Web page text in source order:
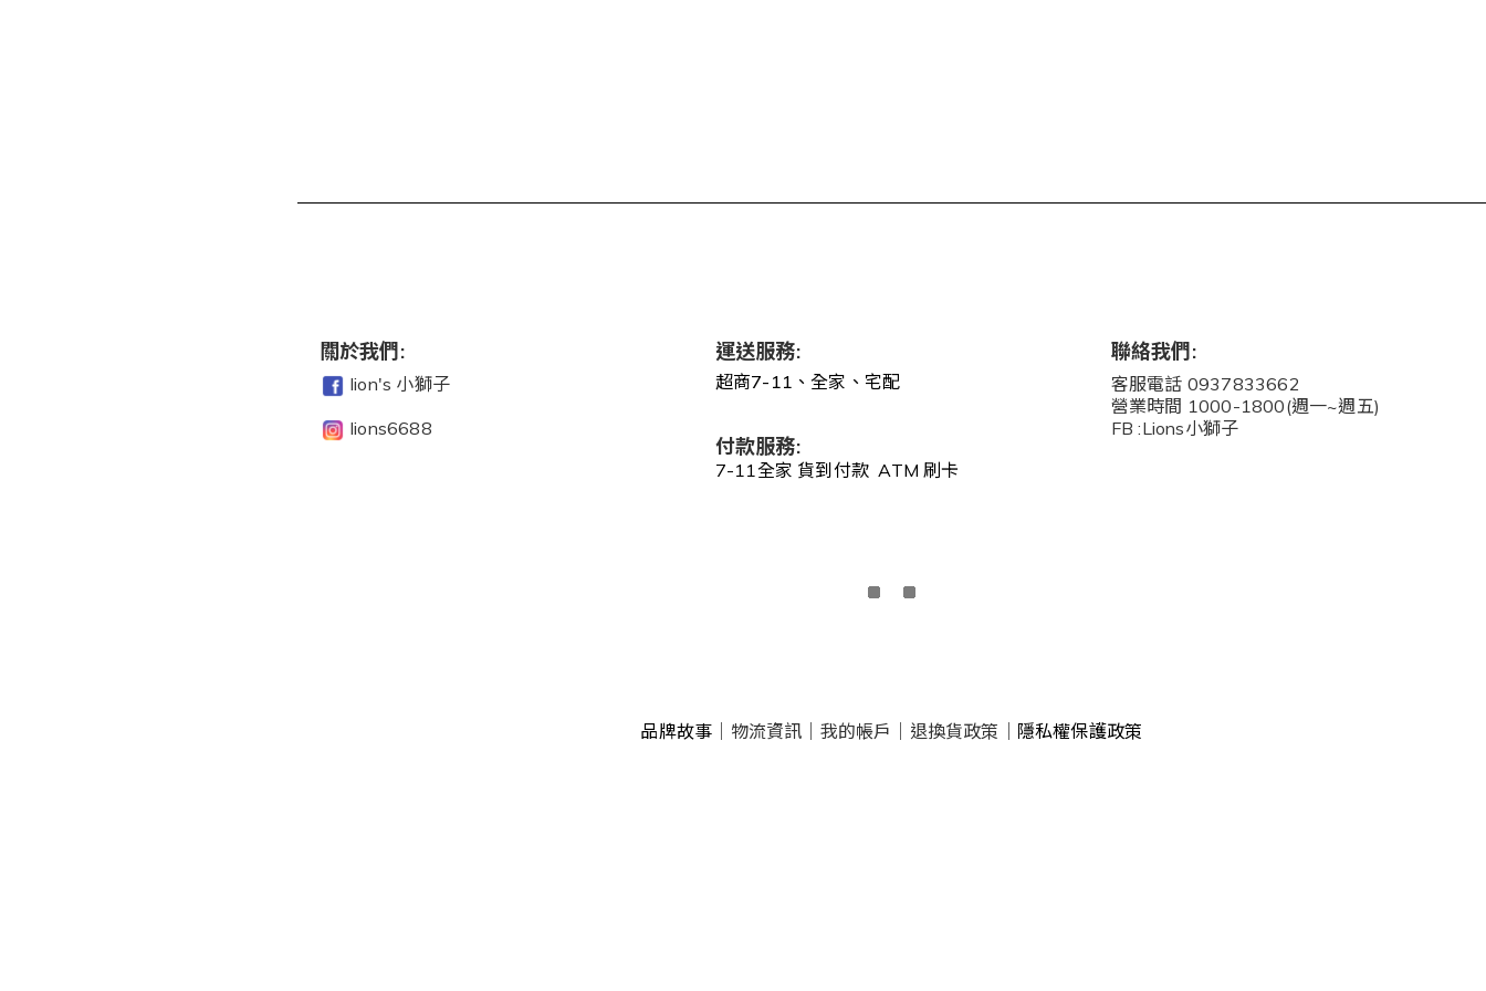
關於我們:
lion's 小獅子
lions6688
運送服務:
超商7-11、全家、宅配
付款服務:
7-11全家 貨到付款 ATM 刷卡
聯絡我們:
客服電話 0937833662
營業時間 1000-1800(週一~週五)
FB :Lions小獅子
品牌故事 物流資訊 我的帳戶 退換貨政策 隱私權保護政策